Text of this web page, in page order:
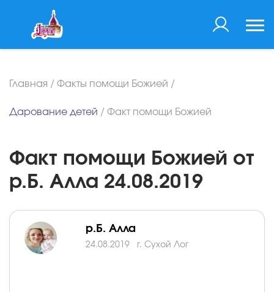
Главная / Факты помощи Божией /
Дарование детей / Факт помощи Божией
Факт помощи Божией от
р.Б. Алла 24.08.2019
р.Б. Алла
24.08.2019 г. Сухой Лог